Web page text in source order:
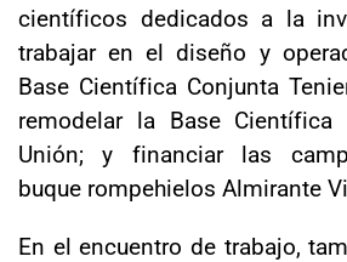
científicos dedicados a la
trabajar en el diseño y
Base Científica Conjunta
remodelar la Base Científica
Unión; y financiar las
buque rompehielos Almirante
En el encuentro de trabajo,